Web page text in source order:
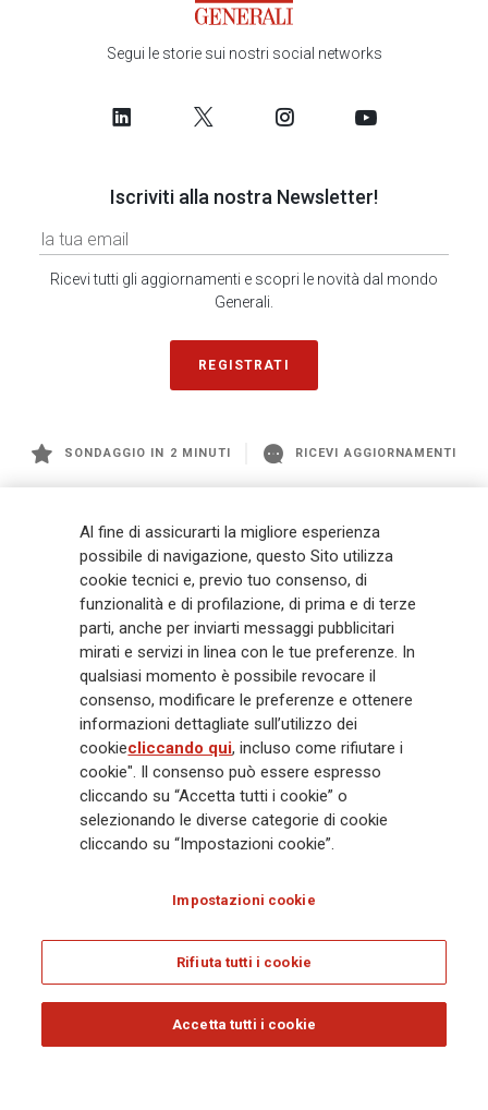
Segui le storie sui nostri social networks
Iscriviti alla nostra Newsletter!
Ricevi tutti gli aggiornamenti e scopri le novità dal mondo
Generali.
REGISTRATI
SONDAGGIO IN 2 MINUTI RICEVI AGGIORNAMENTI
management a livello globale, con premi complessivi pari a € 98,1
miliardi e € 900 miliardi di AUM nel 2025. Fondato nel 1831, con oltre 88
mila dipendenti e 163 mila agenti che servono 75 milioni di clienti, il
Gruppo ha una posizione di leadership in Europa e una presenza
crescente in Asia e America. Al centro della strategia di Generali c'è il suo
impegno Lifetime Partner verso i clienti, realizzato attraverso soluzioni
innovative e personalizzate, un'esperienza cliente di prima classe e le sue
capacità di distribuzione globale digitalizzata. Il Gruppo ha
completamente integrato la sostenibilità in tutte le scelte strategiche, con
l'obiettivo di creare valore per tutti gli stakeholder mentre costruisce una
società più equa e resiliente.
Legal Info Cookie Policy Privacy & GDPR
Al fine di assicurarti la migliore esperienza
possibile di navigazione, questo Sito utilizza
cookie tecnici e, previo tuo consenso, di
funzionalità e di profilazione, di prima e di terze
parti, anche per inviarti messaggi pubblicitari
mirati e servizi in linea con le tue preferenze. In
qualsiasi momento è possibile revocare il
consenso, modificare le preferenze e ottenere
informazioni dettagliate sull’utilizzo dei
cookiecliccando qui, incluso come rifiutare i
cookie". Il consenso può essere espresso
cliccando su “Accetta tutti i cookie” o
selezionando le diverse categorie di cookie
cliccando su “Impostazioni cookie”.
Impostazioni cookie
Rifiuta tutti i cookie
Accetta tutti i cookie